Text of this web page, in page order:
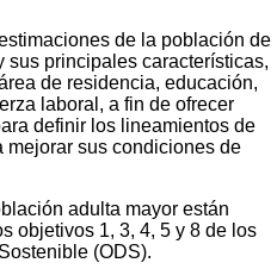
de la población de
sus principales características,
de residencia, educación,
laboral, a fin de ofrecer
definir los lineamientos de
mejorar sus condiciones de
adulta mayor están
objetivos 1, 3, 4, 5 y 8 de los
(ODS).